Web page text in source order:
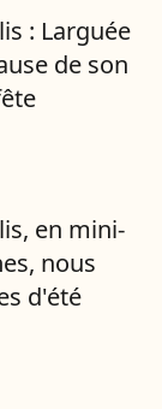
: Larguée
de son
en mini-
nous
d'été